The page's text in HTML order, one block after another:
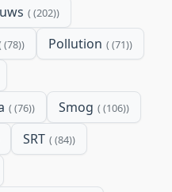
(202)
(78) Pollution (71)
(76) Smog (106)
SRT (84)